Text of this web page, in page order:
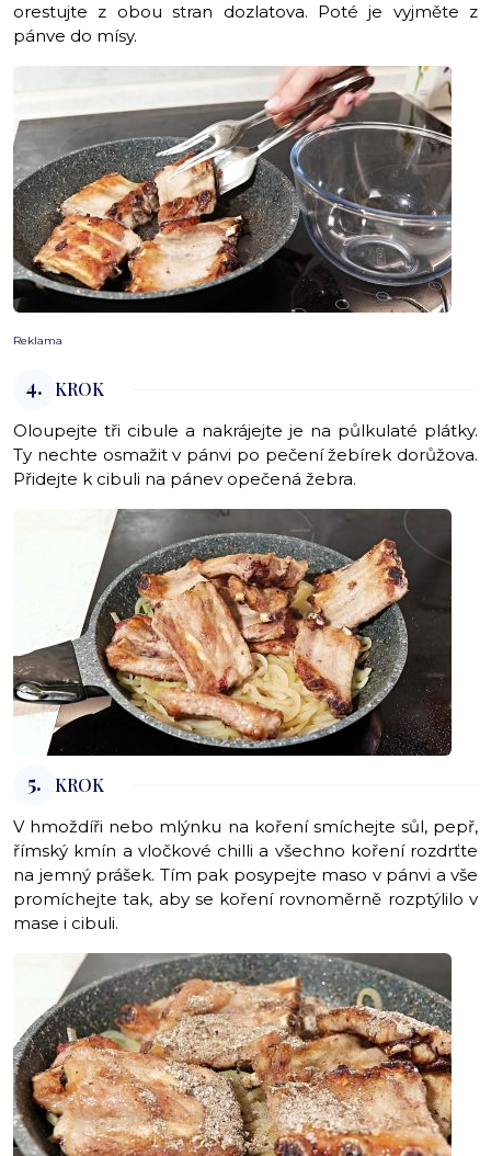
orestujte z obou stran dozlatova. Poté je vyjměte z
pánve do mísy.
Reklama
4. KROK
Oloupejte tři cibule a nakrájejte je na půlkulaté plátky.
Ty nechte osmažit v pánvi po pečení žebírek dorůžova.
Přidejte k cibuli na pánev opečená žebra.
5. KROK
V hmoždíři nebo mlýnku na koření smíchejte sůl, pepř,
římský kmín a vločkové chilli a všechno koření rozdrťte
na jemný prášek. Tím pak posypejte maso v pánvi a vše
promíchejte tak, aby se koření rovnoměrně rozptýlilo v
mase i cibuli.